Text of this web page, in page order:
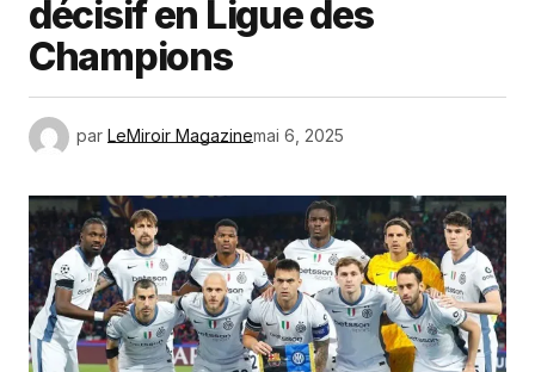
décisif en Ligue des
Champions
par LeMiroir Magazinemai 6, 2025